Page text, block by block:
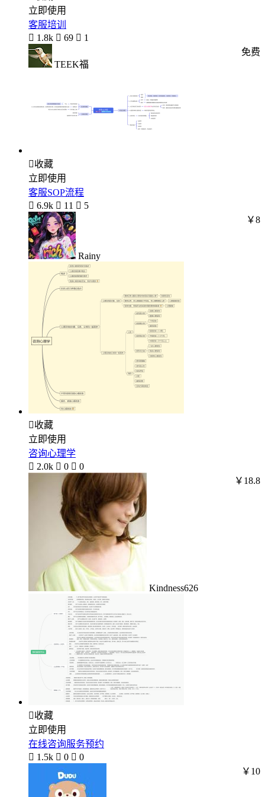
立即使用
客服培训
 1.8k  69  1
TEEK福
免费
收藏
立即使用
客服SOP流程
 6.9k  11  5
Rainy
￥8
收藏
立即使用
咨询心理学
 2.0k  0  0
Kindness626
￥18.8
收藏
立即使用
在线咨询服务预约
 1.5k  0  0
￥10